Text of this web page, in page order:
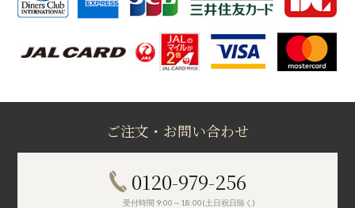
ご注文・お問い合わせ
0120-979-256
受付時間 9:00～18:00(土日祝日除く)